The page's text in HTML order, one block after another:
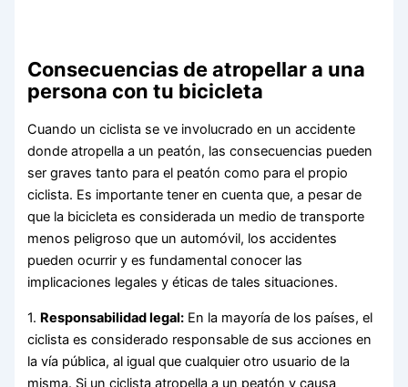
Consecuencias de atropellar a una
persona con tu bicicleta
Cuando un ciclista se ve involucrado en un accidente
donde atropella a un peatón, las consecuencias pueden
ser graves tanto para el peatón como para el propio
ciclista. Es importante tener en cuenta que, a pesar de
que la bicicleta es considerada un medio de transporte
menos peligroso que un automóvil, los accidentes
pueden ocurrir y es fundamental conocer las
implicaciones legales y éticas de tales situaciones.
1. Responsabilidad legal: En la mayoría de los países, el
ciclista es considerado responsable de sus acciones en
la vía pública, al igual que cualquier otro usuario de la
misma. Si un ciclista atropella a un peatón y causa